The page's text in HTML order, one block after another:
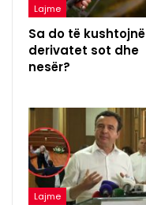
Lajme
Sa do të kushtojnë
derivatet sot dhe
nesër?
Lajme